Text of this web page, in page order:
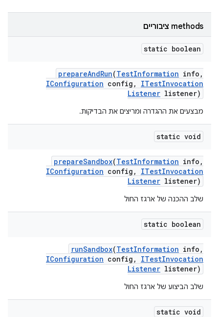
‫methods ציבוריים
static boolean
prepareAndRun(TestInformation info ,
IConfiguration config , ITestInvocation
Listener listener)
מבצעים את ההגדרה ומריצים את הבדיקות.
static void
prepareSandbox(TestInformation info ,
IConfiguration config , ITestInvocation
Listener listener)
שלב ההכנה של ארגז החול
static boolean
runSandbox(TestInformation info ,
IConfiguration config , ITestInvocation
Listener listener)
שלב הביצוע של ארגז החול
static void